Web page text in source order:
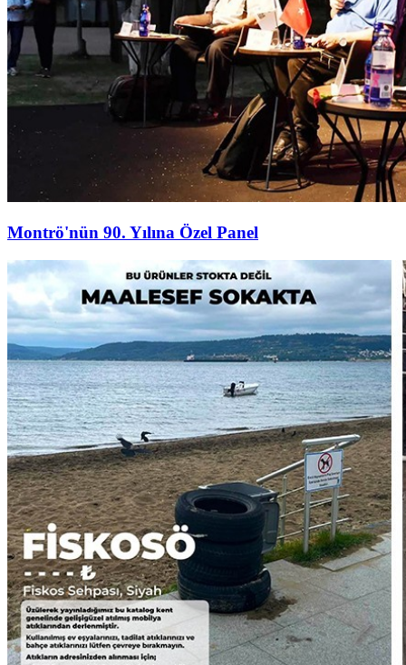
Montrö'nün 90. Yılına Özel Panel